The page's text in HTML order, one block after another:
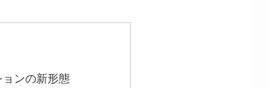
ンの新形態